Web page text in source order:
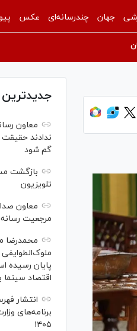
جهان چندرسانه‌ای عکس
معاون
ندادند
گم شود
بازگشت
تلویزیون
معاون
مرجعیت
محمدرضا
پایان رسیده
اقتصاد
انتشار
برنامه‌های
۱۴۰۵